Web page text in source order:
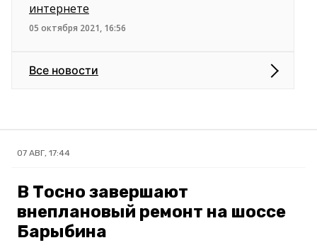
интернете
05 октября 2021, 16:56
Все новости
07 АВГ, 17:44
В Тосно завершают
внеплановый ремонт на шоссе
Барыбина